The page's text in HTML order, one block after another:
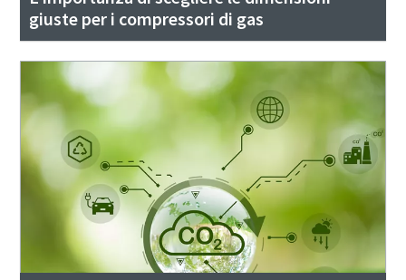
giuste per i compressori di gas